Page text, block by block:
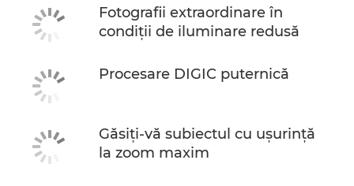
Fotografii extraordinare în
condiţii de iluminare redusă
Procesare DIGIC puternică
Găsiţi-vă subiectul cu uşurinţă
la zoom maxim